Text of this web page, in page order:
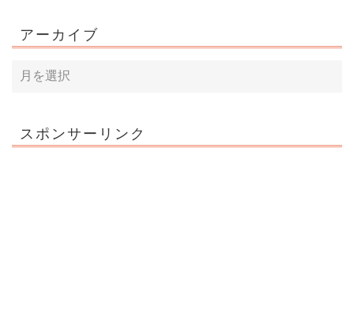
アーカイブ
スポンサーリンク